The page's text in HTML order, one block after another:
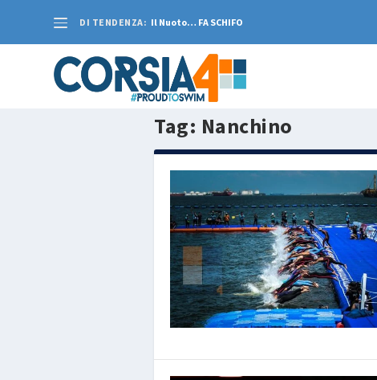
DI TENDENZA: Il Nuoto… FA SCHIFO
Tag: Nanchino